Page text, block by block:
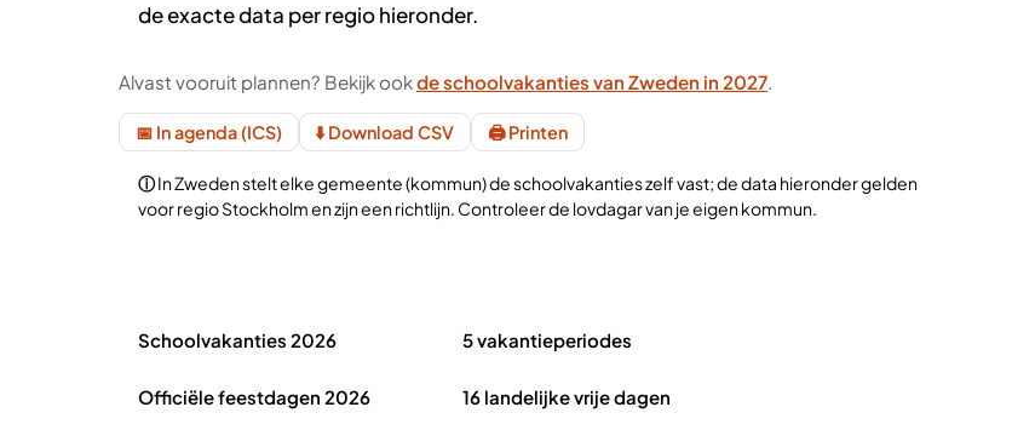
de exacte data per regio hieronder.
Alvast vooruit plannen? Bekijk ookde schoolvakanties van Zweden in 2027.
📅 In agenda (ICS) ⬇️ Download CSV 🖨️ Printen
In Zweden stelt elke gemeente (kommun) de schoolvakanties zelf vast; de data hieronder gelden
voor regio Stockholm en zijn een richtlijn. Controleer de lovdagar van je eigen kommun.
Schoolvakanties 2026 5 vakantieperiodes
Officiële feestdagen 2026 16 landelijke vrije dagen